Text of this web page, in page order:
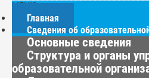
МЕНЮ
Главная
Сведения об
Основные сведения
Структура и органы
образовательной